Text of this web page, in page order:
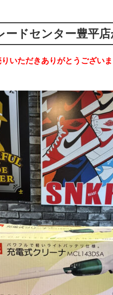
ードセンター豊平
りいただきありがとうござい